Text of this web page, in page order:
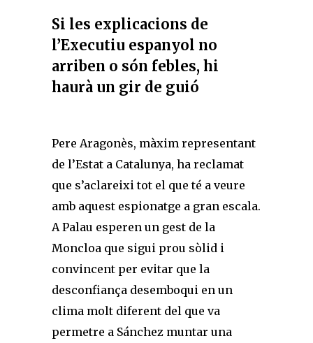
Si les explicacions de
l’Executiu espanyol no
arriben o són febles, hi
haurà un gir de guió
Pere Aragonès, màxim representant
de l’Estat a Catalunya, ha reclamat
que s’aclareixi tot el que té a veure
amb aquest espionatge a gran escala.
A Palau esperen un gest de la
Moncloa que sigui prou sòlid i
convincent per evitar que la
desconfiança desemboqui en un
clima molt diferent del que va
permetre a Sánchez muntar una